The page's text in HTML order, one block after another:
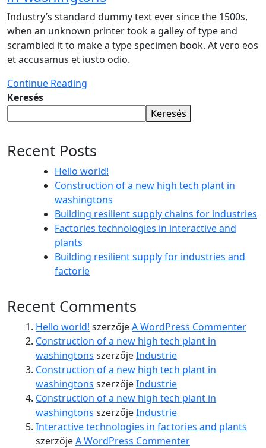
Industry’s standard dummy text ever since the 1500s,
when an unknown printer took a galley of type and
scrambled it to make a type specimen book. At vero eos
et accusamus et iusto odio.
Continue Reading
Keresés
Keresés
Recent Posts
Hello world!
Construction of a new high tech plant in
washingtons
Building resilient supply chains for industries
Factories technologies in interactive and
plants
Building resilient supply for industries and
factorie
Recent Comments
Hello world! szerzőjeA WordPress Commenter
Construction of a new high tech plant in
washingtons szerzőjeIndustrie
Construction of a new high tech plant in
washingtons szerzőjeIndustrie
Construction of a new high tech plant in
washingtons szerzőjeIndustrie
Interactive technologies in factories and plants
szerzőjeA WordPress Commenter